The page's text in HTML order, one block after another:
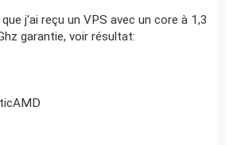
j'ai reçu un VPS avec un core à 1,3
garantie, voir résultat: